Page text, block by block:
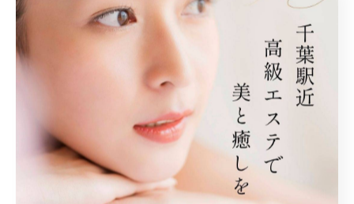
カテゴリー Categories
全てのカテゴリー
フェイシャル
リンパ
美容